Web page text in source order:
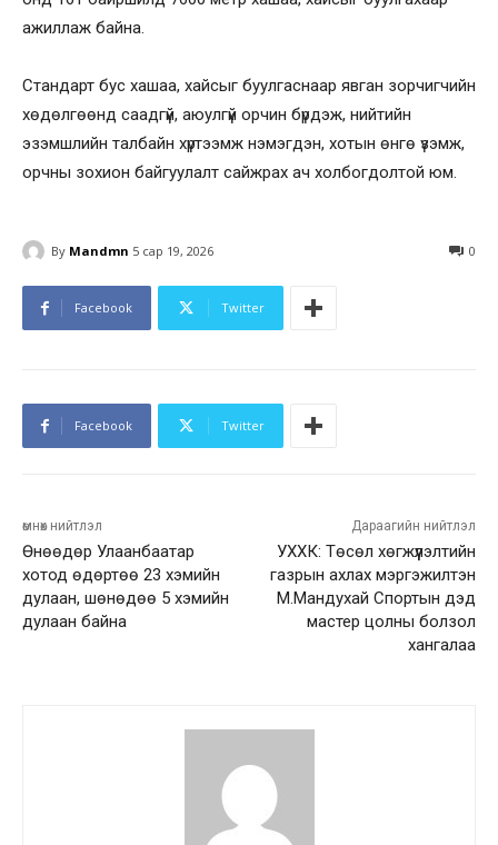
ажиллаж байна.
Стандарт бус хашаа, хайсыг буулгаснаар явган зорчигчийн
хөдөлгөөнд саадгүй, аюулгүй орчин бүрдэж, нийтийн
эзэмшлийн талбайн хүртээмж нэмэгдэн, хотын өнгө үзэмж,
орчны зохион байгуулалт сайжрах ач холбогдолтой юм.
By Mandmn 5 сар 19, 2026 0
Facebook Twitter
Facebook Twitter
өмнөх нийтлэл
Өнөөдөр Улаанбаатар
хотод өдөртөө 23 хэмийн
дулаан, шөнөдөө 5 хэмийн
дулаан байна
Дараагийн нийтлэл
УХХК: Төсөл хөгжүүлэлтийн
газрын ахлах мэргэжилтэн
М.Мандухай Спортын дэд
мастер цолны болзол
хангалаа